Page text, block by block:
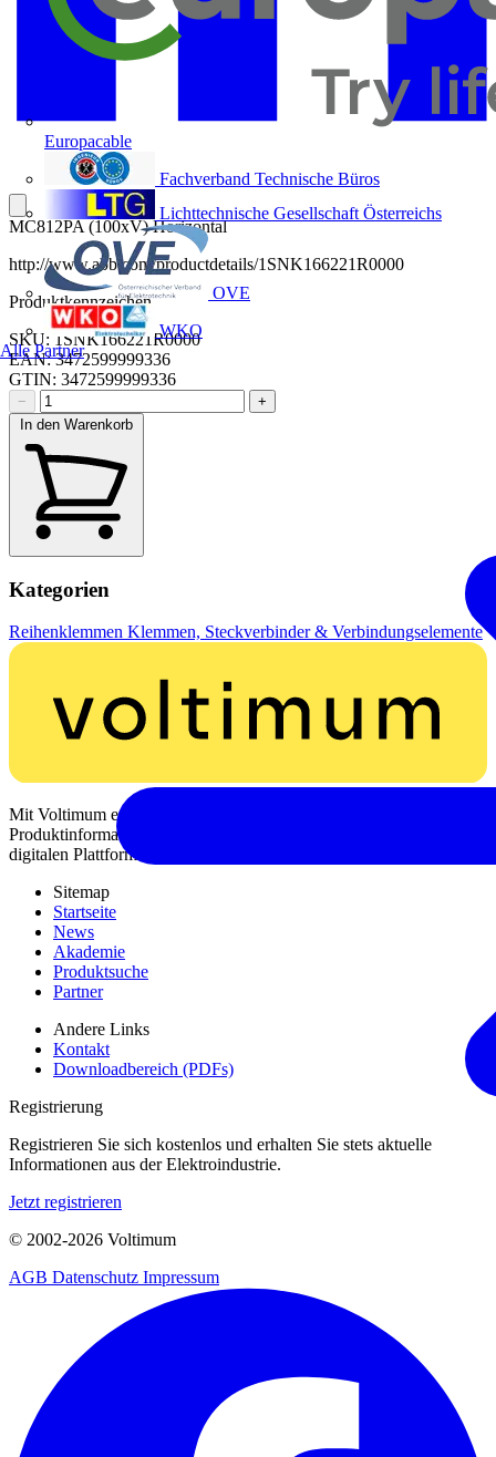
Europacable
Fachverband Technische Büros
Lichttechnische Gesellschaft Österreichs
OVE
WKO
Alle Partner
MC812PA (100xV) Horizontal
http://www.abb.com/productdetails/1SNK166221R0000
Produktkennzeichen
SKU: 1SNK166221R0000
EAN: 3472599999336
GTIN: 3472599999336
−
+
In den Warenkorb
Kategorien
Reihenklemmen Klemmen, Steckverbinder & Verbindungselemente
Mit Voltimum erhalten Elektrofachkräfte Zugang zu Branchennews,
Produktinformationen, Schulungen und Tools – alles auf einer
digitalen Plattform und Community.
Sitemap
Startseite
News
Akademie
Produktsuche
Partner
Andere Links
Kontakt
Downloadbereich (PDFs)
Registrierung
Registrieren Sie sich kostenlos und erhalten Sie stets aktuelle
Informationen aus der Elektroindustrie.
Jetzt registrieren
© 2002-2026 Voltimum
AGB Datenschutz Impressum